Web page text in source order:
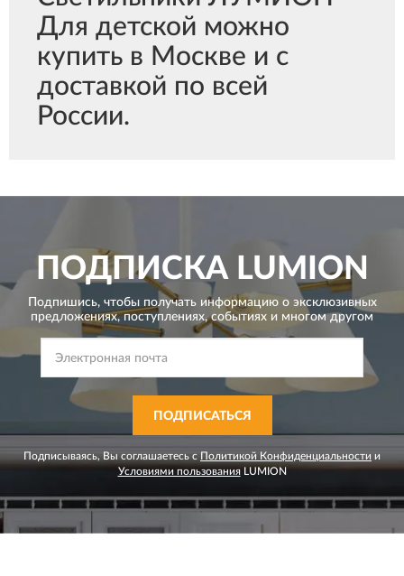
Для детской можно
купить в Москве и с
доставкой по всей
России.
ПОДПИСКАLUMION
Подпишись, чтобы получать информацию о эксклюзивных
предложениях,поступлениях, событиях и многом другом
ПОДПИСАТЬСЯ
Подписываясь, Вы соглашаетесь сПолитикой Конфиденциальности и
Условиями пользованияLUMION